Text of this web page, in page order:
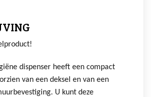
dispenser heeft een compact
van een deksel en van een
U kunt deze